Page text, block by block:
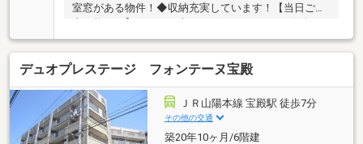
室窓がある物件！◆収納充実しています！【当日ご案
お問い合わせください♪
デュオプレステージ フォンテーヌ宝殿
ＪＲ山陽本線 宝殿駅 徒歩7分
その他の交通
築20年10ヶ月/6階建